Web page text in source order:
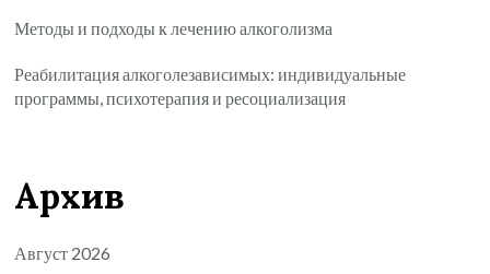
Методы и подходы к лечению алкоголизма
Реабилитация алкоголезависимых: индивидуальные
программы, психотерапия и ресоциализация
Архив
Август 2026